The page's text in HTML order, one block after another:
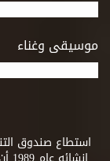
موسيقى وغناء
استطاع صندوق